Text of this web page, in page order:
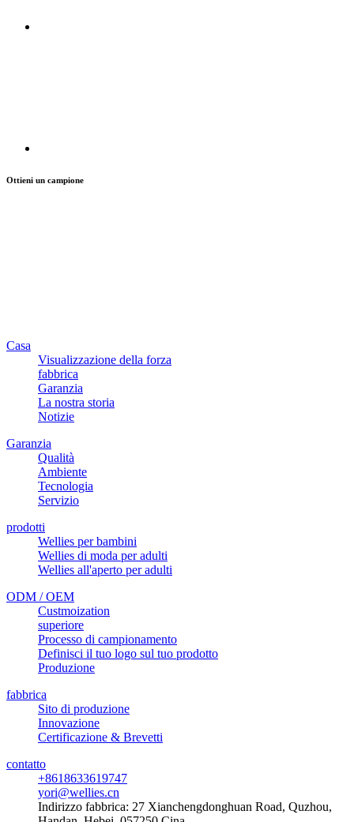
Ottieni un campione
Casa
Visualizzazione della forza
fabbrica
Garanzia
La nostra storia
Notizie
Garanzia
Qualità
Ambiente
Tecnologia
Servizio
prodotti
Wellies per bambini
Wellies di moda per adulti
Wellies all'aperto per adulti
ODM / OEM
Custmoization
superiore
Processo di campionamento
Definisci il tuo logo sul tuo prodotto
Produzione
fabbrica
Sito di produzione
Innovazione
Certificazione & Brevetti
contatto
+8618633619747
yori@wellies.cn
Indirizzo fabbrica: 27 Xianchengdonghuan Road, Quzhou,